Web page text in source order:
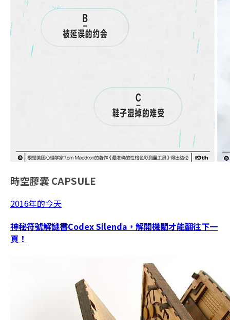
時空膠囊 CAPSULE
2016年的今天
神秘符號解謎書Codex Silenda，解開機關才能翻往下一
頁！